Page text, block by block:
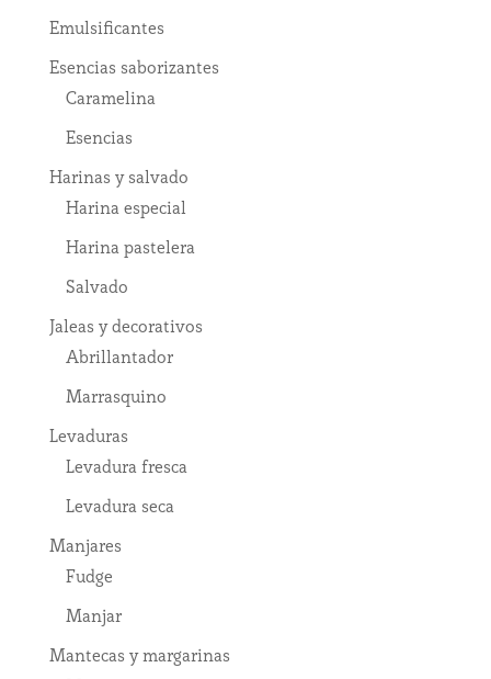
Emulsificantes
Esencias saborizantes
Caramelina
Esencias
Harinas y salvado
Harina especial
Harina pastelera
Salvado
Jaleas y decorativos
Abrillantador
Marrasquino
Levaduras
Levadura fresca
Levadura seca
Manjares
Fudge
Manjar
Mantecas y margarinas